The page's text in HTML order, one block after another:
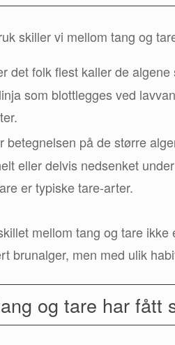
skiller vi mellom tang og
det folk flest kaller de
som blottlegges ved
betegnelsen på de større
eller delvis nedsenket
er typiske tare-arter.
mellom tang og tare
brunalger, men med ulik
og tare har fått